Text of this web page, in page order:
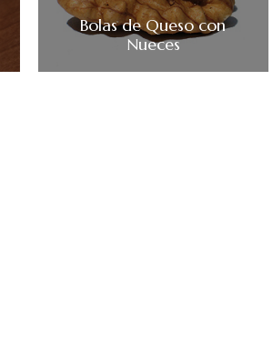
Bolas de Queso con
Nueces